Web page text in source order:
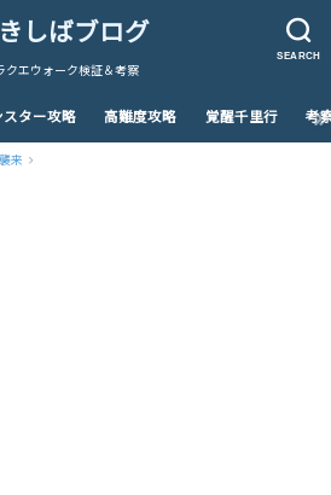
SEARCH
しばブログ
クエウォーク検証＆考察
スター攻略 高難度攻略 覚醒千里行 考
来